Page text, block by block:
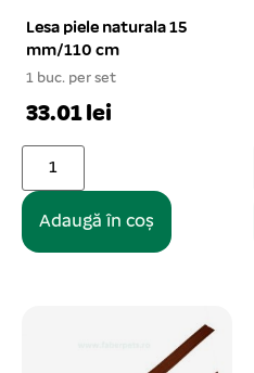
Lesa piele naturala 15
mm/110 cm
1 buc. per set
33.01 lei
Adaugă în coș